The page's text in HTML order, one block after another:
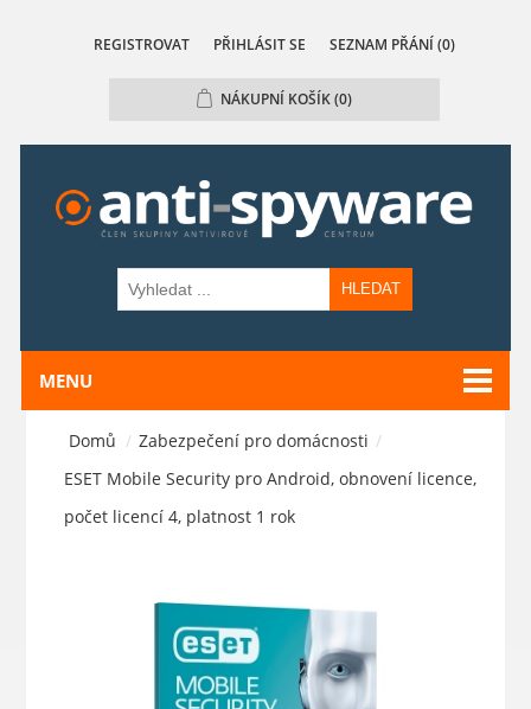
REGISTROVAT PŘIHLÁSIT SE SEZNAM PŘÁNÍ (0)
NÁKUPNÍ KOŠÍK(0)
HLEDAT
MENU
Domů / Zabezpečení pro domácnosti /
ESET Mobile Security pro Android, obnovení licence,
počet licencí 4, platnost 1 rok